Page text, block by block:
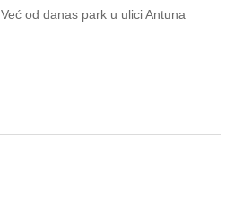
od danas park u ulici Antuna